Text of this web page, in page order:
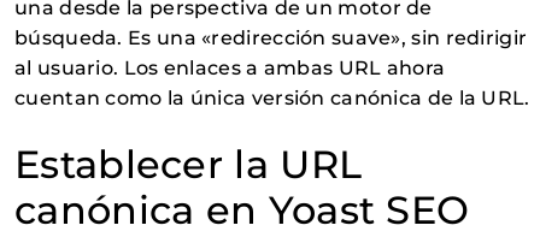
una desde la perspectiva de un motor de
búsqueda. Es una «redirección suave», sin redirigir
al usuario. Los enlaces a ambas URL ahora
cuentan como la única versión canónica de la URL.
Establecer la URL
canónica en Yoast SEO